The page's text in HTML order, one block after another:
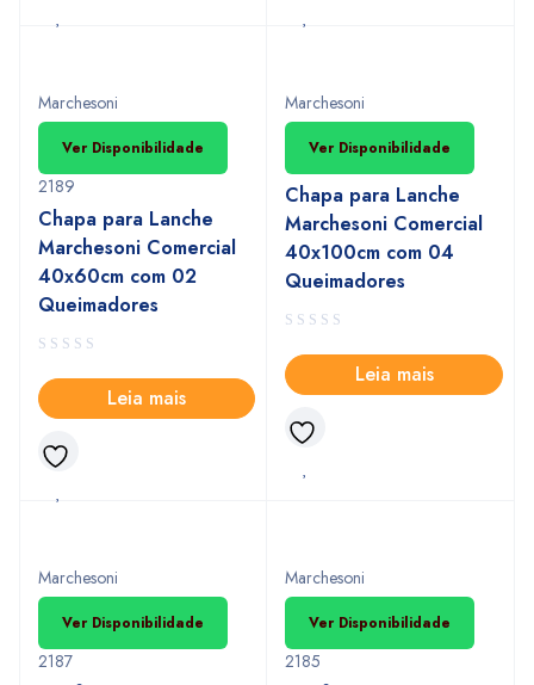
Marchesoni
Ver Disponibilidade
2189
Chapa para Lanche
Marchesoni Comercial
40x60cm com 02
Queimadores
Leia mais
Marchesoni
Ver Disponibilidade
Chapa para Lanche
Marchesoni Comercial
40x100cm com 04
Queimadores
Leia mais
Marchesoni
Ver Disponibilidade
2187
Marchesoni
Ver Disponibilidade
2185